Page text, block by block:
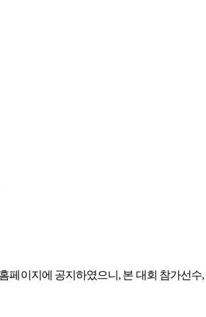
페이지에 공지하였으니 , 본 대회 참가선수,